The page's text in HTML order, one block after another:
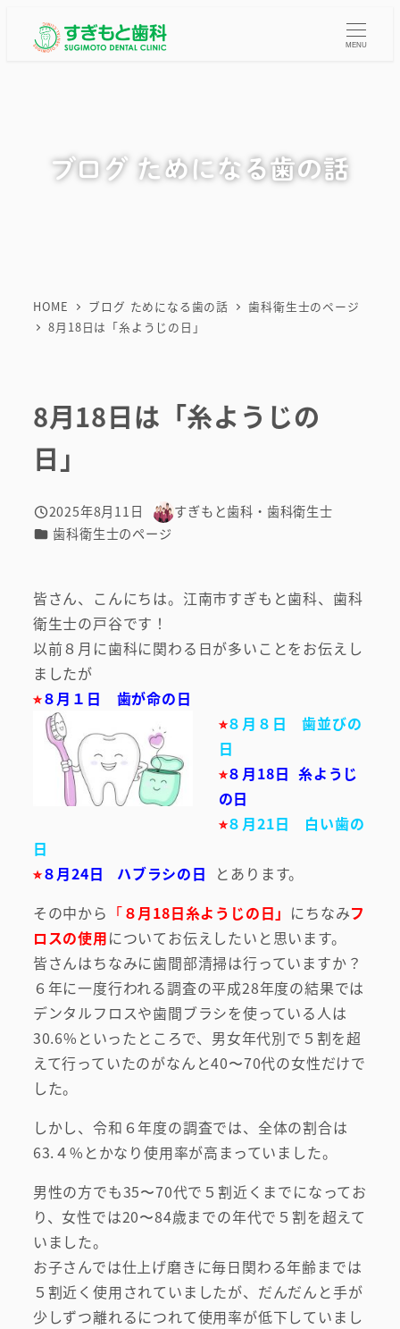
MENU
ブログ ためになる歯の話
HOME ブログ ためになる歯の話
歯科衛生士のページ
8月18日は「糸ようじの日」
8月18日は「糸ようじの
日」
投稿日
2025年8月11日
著
者
すぎもと歯科・歯科衛生士
カテゴリー
歯科衛生士のページ
皆さん、こんにちは。江南市すぎもと歯科、歯科
衛生士の戸谷です！
以前８月に歯科に関わる日が多いことをお伝えし
ましたが
⭐︎８月１日 歯が命の日
⭐︎８月８日 歯並びの
日
⭐︎８月18日 糸ようじ
の日
⭐︎８月21日 白い歯の
日
⭐︎８月24日 ハブラシの日
とあります。
その中から 「８月18日糸ようじの日」 にちなみフ
ロスの使用についてお伝えしたいと思います。
皆さんはちなみに歯間部清掃は行っていますか？
６年に一度行われる調査の平成28年度の結果では
デンタルフロスや歯間ブラシを使っている人は
30.6%といったところで、男女年代別で５割を超
えて行っていたのがなんと40〜70代の女性だけで
した。
しかし、令和６年度の調査では、全体の割合は
63.４%とかなり使用率が高まっていました。
男性の方でも35〜70代で５割近くまでになってお
り、女性では20〜84歳までの年代で５割を超えて
いました。
お子さんでは仕上げ磨きに毎日関わる年齢までは
５割近く使用されていましたが、だんだんと手が
少しずつ離れるにつれて使用率が低下していまし